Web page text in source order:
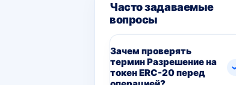
Часто задаваемые
вопросы
Зачем проверять
термин Разрешение на
токен ERC-20 перед